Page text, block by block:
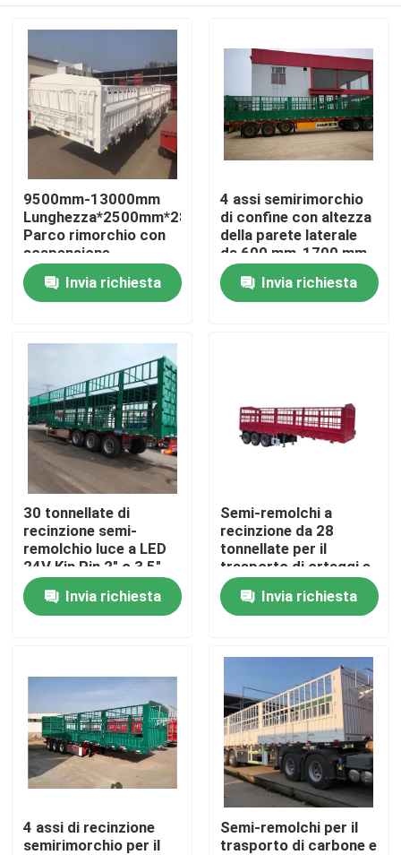
Prodotti
Video
Circa noi
Giro della fabbrica
Controllo di qualità
Contatto Stati Uniti
Richieda una citazione
Autocarri con cassone ribaltabile usati
Tipper Trucks usata
9500mm-13000mm
Lunghezza*2500mm*2800mm
Parco rimorchio con
sospensione
meccanica
Invia richiesta
4 assi semirimorchio
di confine con altezza
della parete laterale
da 600 mm-1700 mm
Invia richiesta
30 tonnellate di
recinzione semi-
remolchio luce a LED
24V Kin Pin 2" o 3,5"
foglia molla 90mm *
13mm * 10 strato
Invia richiesta
Semi-remolchi a
recinzione da 28
tonnellate per il
trasporto di ortaggi e
merci
Invia richiesta
4 assi di recinzione
semirimorchio per il
Semi-remolchi per il
trasporto di carbone e